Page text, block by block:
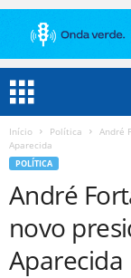
Início Política
André
Aparecida
POLÍTICA
André
novo
Aparecida